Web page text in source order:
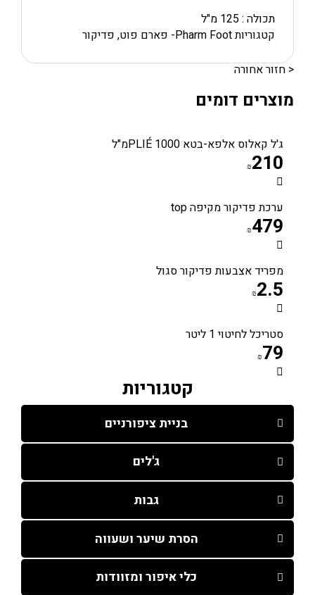
קטגוריות
בניית ציפורניים
ג'לים
גבות
הסרת שיער ושעווה
כלי איפור ומזוודות
תכולה : 125 מ"ל
קטגוריות Pharm Foot- פארם פוט, פדיקור
< חזור אחורה
מוצרים דומים
ג'ל קאלוס אלפא-בטא PLIÉ 1000מ"ל
₪210
ערכת פדיקור מקיפה top
₪479
מפריד אצבעות פדיקור סגול
₪2.5
סטריכל לחיטוי 1 ליטר
₪79